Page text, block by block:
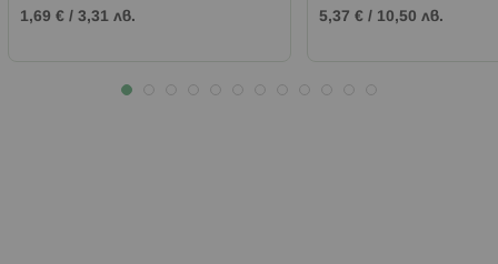
1,69 € / 3,31 лв.
5,37 € / 10,50 лв.